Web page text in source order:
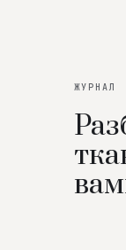
ЖУРНАЛ